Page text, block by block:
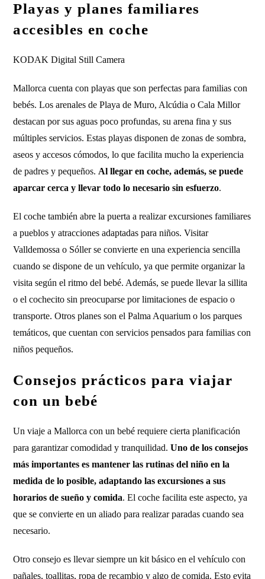
Playas y planes familiares
accesibles en coche
KODAK Digital Still Camera
Mallorca cuenta con playas que son perfectas para familias con
bebés. Los arenales de Playa de Muro, Alcúdia o Cala Millor
destacan por sus aguas poco profundas, su arena fina y sus
múltiples servicios. Estas playas disponen de zonas de sombra,
aseos y accesos cómodos, lo que facilita mucho la experiencia
de padres y pequeños. Al llegar en coche, además, se puede
aparcar cerca y llevar todo lo necesario sin esfuerzo.
El coche también abre la puerta a realizar excursiones familiares
a pueblos y atracciones adaptadas para niños. Visitar
Valldemossa o Sóller se convierte en una experiencia sencilla
cuando se dispone de un vehículo, ya que permite organizar la
visita según el ritmo del bebé. Además, se puede llevar la sillita
o el cochecito sin preocuparse por limitaciones de espacio o
transporte. Otros planes son el Palma Aquarium o los parques
temáticos, que cuentan con servicios pensados para familias con
niños pequeños.
Consejos prácticos para viajar
con un bebé
Un viaje a Mallorca con un bebé requiere cierta planificación
para garantizar comodidad y tranquilidad.Uno de los consejos
más importantes es mantener las rutinas del niño en la
medida de lo posible, adaptando las excursiones a sus
horarios de sueño y comida. El coche facilita este aspecto, ya
que se convierte en un aliado para realizar paradas cuando sea
necesario.
Otro consejo es llevar siempre un kit básico en el vehículo con
pañales, toallitas, ropa de recambio y algo de comida. Esto evita